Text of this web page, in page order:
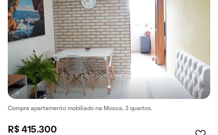
Compra apartamento mobiliado na Mooca, 3 quartos.
R$ 415.300